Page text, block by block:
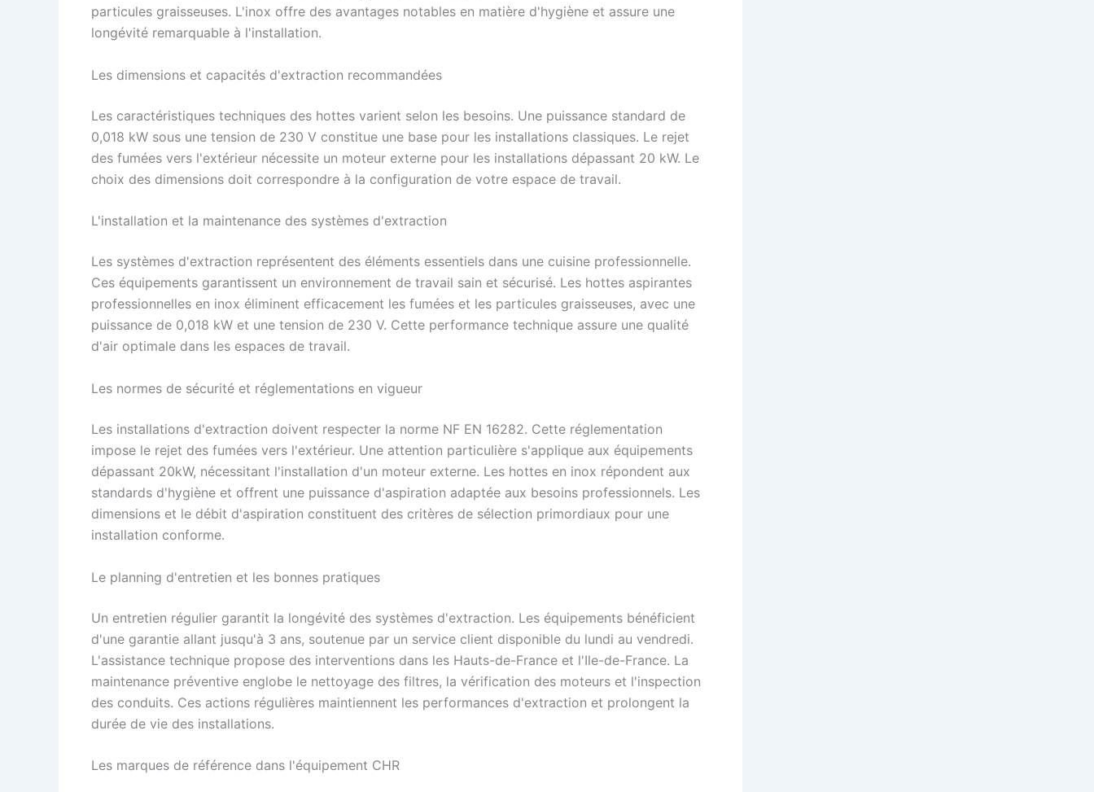
particules graisseuses. L'inox offre des avantages notables en matière d'hygiène et assure une
longévité remarquable à l'installation.
Les dimensions et capacités d'extraction recommandées
Les caractéristiques techniques des hottes varient selon les besoins. Une puissance standard de
0,018 kW sous une tension de 230 V constitue une base pour les installations classiques. Le rejet
des fumées vers l'extérieur nécessite un moteur externe pour les installations dépassant 20 kW. Le
choix des dimensions doit correspondre à la configuration de votre espace de travail.
L'installation et la maintenance des systèmes d'extraction
Les systèmes d'extraction représentent des éléments essentiels dans une cuisine professionnelle.
Ces équipements garantissent un environnement de travail sain et sécurisé. Les hottes aspirantes
professionnelles en inox éliminent efficacement les fumées et les particules graisseuses, avec une
puissance de 0,018 kW et une tension de 230 V. Cette performance technique assure une qualité
d'air optimale dans les espaces de travail.
Les normes de sécurité et réglementations en vigueur
Les installations d'extraction doivent respecter la norme NF EN 16282. Cette réglementation
impose le rejet des fumées vers l'extérieur. Une attention particulière s'applique aux équipements
dépassant 20kW, nécessitant l'installation d'un moteur externe. Les hottes en inox répondent aux
standards d'hygiène et offrent une puissance d'aspiration adaptée aux besoins professionnels. Les
dimensions et le débit d'aspiration constituent des critères de sélection primordiaux pour une
installation conforme.
Le planning d'entretien et les bonnes pratiques
Un entretien régulier garantit la longévité des systèmes d'extraction. Les équipements bénéficient
d'une garantie allant jusqu'à 3 ans, soutenue par un service client disponible du lundi au vendredi.
L'assistance technique propose des interventions dans les Hauts-de-France et l'Ile-de-France. La
maintenance préventive englobe le nettoyage des filtres, la vérification des moteurs et l'inspection
des conduits. Ces actions régulières maintiennent les performances d'extraction et prolongent la
durée de vie des installations.
Les marques de référence dans l'équipement CHR